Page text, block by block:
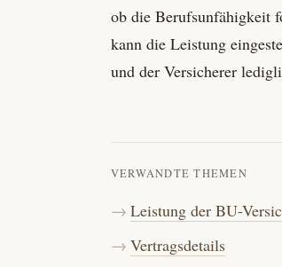
ob die Berufs­unfähigkeit
kann die Leistung
und der Versicherer
VERWANDTE THEMEN
Leistung der BU-
Vertragsdetails